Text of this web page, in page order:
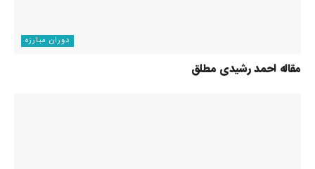
دوران مبارزه
مقاله احمد رشیدی مطلق